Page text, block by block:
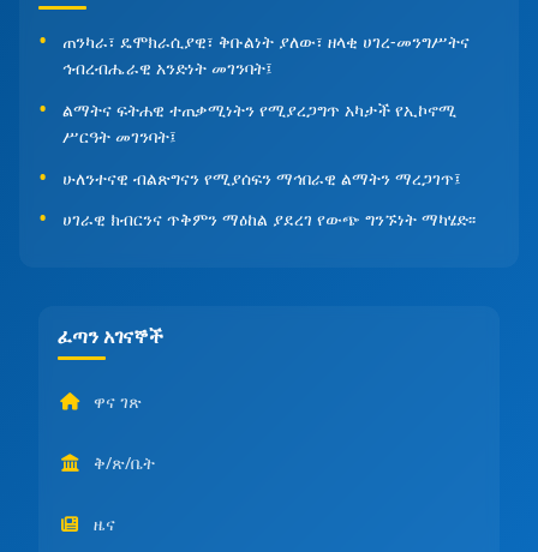
ጠንካራ፣ ዴሞክራሲያዊ፣ ቅቡልነት ያለው፣ ዘላቂ ሀገረ-መንግሥትና
ኅብረብሔራዊ አንድነት መገንባት፤
ልማትና ፍትሐዊ ተጠቃሚነትን የሚያረጋግጥ አካታች የኢኮኖሚ
ሥርዓት መገንባት፤
ሁለንተናዊ ብልጽግናን የሚያሰፍን ማኅበራዊ ልማትን ማረጋገጥ፤
ሀገራዊ ክብርንና ጥቅምን ማዕከል ያደረገ የውጭ ግንኙነት ማካሄድ፡፡
ፈጣን አገናኞች
ዋና ገጽ
ቅ/ጽ/ቤት
ዜና